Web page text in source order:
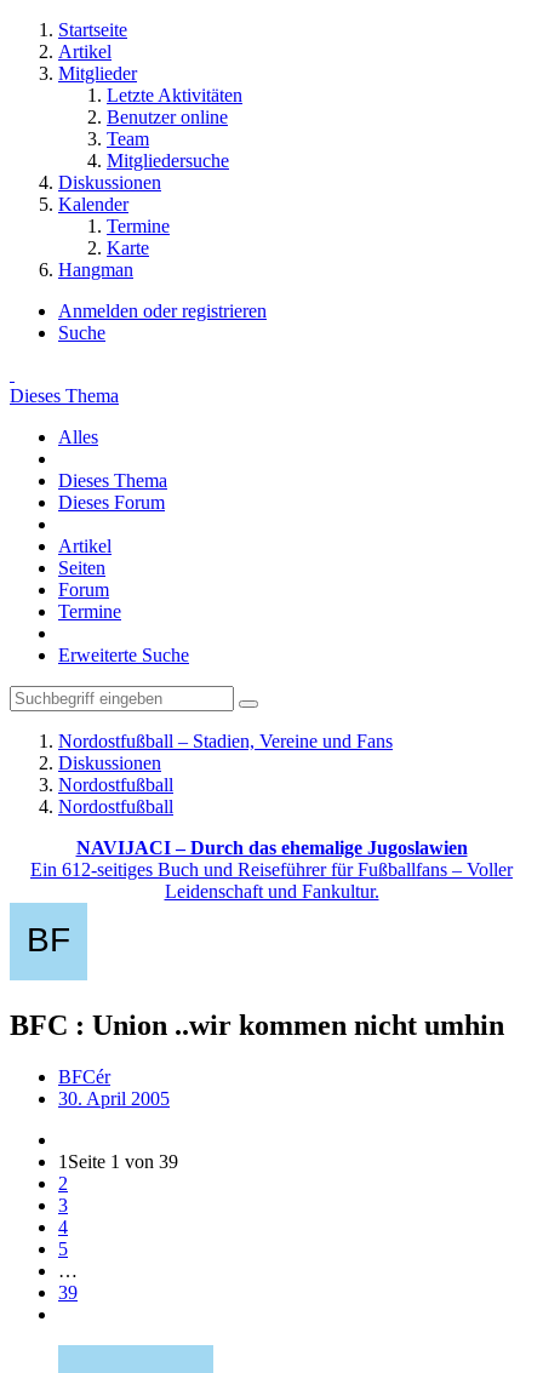
Startseite
Artikel
Mitglieder
Letzte Aktivitäten
Benutzer online
Team
Mitgliedersuche
Diskussionen
Kalender
Termine
Karte
Hangman
Anmelden oder registrieren
Suche
Dieses Thema
Alles
Dieses Thema
Dieses Forum
Artikel
Seiten
Forum
Termine
Erweiterte Suche
Nordostfußball – Stadien, Vereine und Fans
Diskussionen
Nordostfußball
Nordostfußball
NAVIJACI – Durch das ehemalige Jugoslawien
Ein 612-seitiges Buch und Reiseführer für Fußballfans – Voller
Leidenschaft und Fankultur.
BFC : Union ..wir kommen nicht umhin
BFCér
30. April 2005
1 Seite 1 von 39
2
3
4
5
…
39